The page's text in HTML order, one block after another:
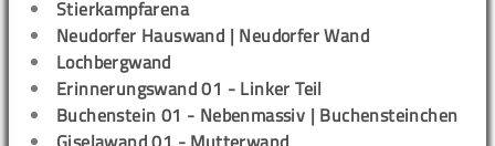
Stierkampfarena
Neudorfer Hauswand | Neudorfer Wand
Lochbergwand
Erinnerungswand 01 - Linker Teil
Buchenstein 01 - Nebenmassiv | Buchensteinchen